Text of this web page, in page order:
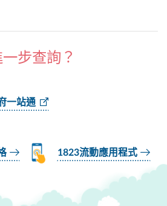
步查詢？
一站通
1823流動應用程式